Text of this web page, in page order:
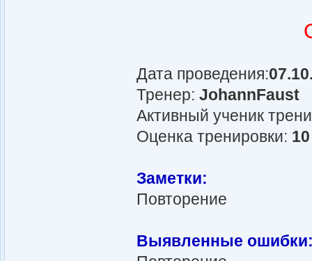
Дата проведения:
Тренер: JohannFaust
Активный ученик
Оценка тренировки:
Заметки:
Повторение
Выявленные